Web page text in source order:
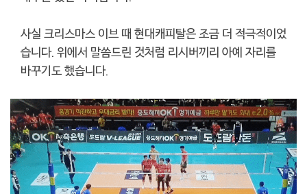
사실 크리스마스 이브 때 현대캐피탈은 조금 더 적극적이었
습니다. 위에서 말씀드린 것처럼 리시버끼리 아예 자리를
바꾸기도 했습니다.